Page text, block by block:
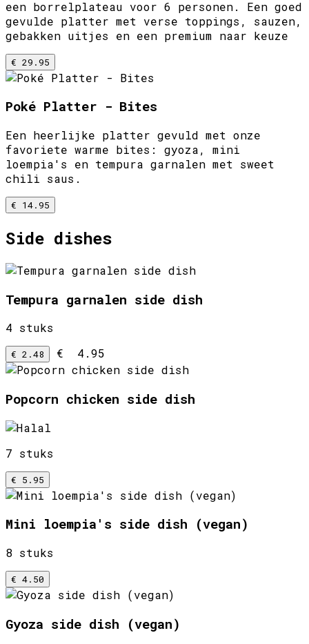
een borrelplateau voor 6 personen. Een goed
gevulde platter met verse toppings, sauzen,
gebakken uitjes en een premium naar keuze
€ 29.95
Poké Platter - Bites
Een heerlijke platter gevuld met onze
favoriete warme bites: gyoza, mini
loempia's en tempura garnalen met sweet
chili saus.
€ 14.95
Side dishes
Tempura garnalen side dish
4 stuks
€ 2.48 € 4.95
Popcorn chicken side dish
7 stuks
€ 5.95
Mini loempia's side dish (vegan)
8 stuks
€ 4.50
Gyoza side dish (vegan)